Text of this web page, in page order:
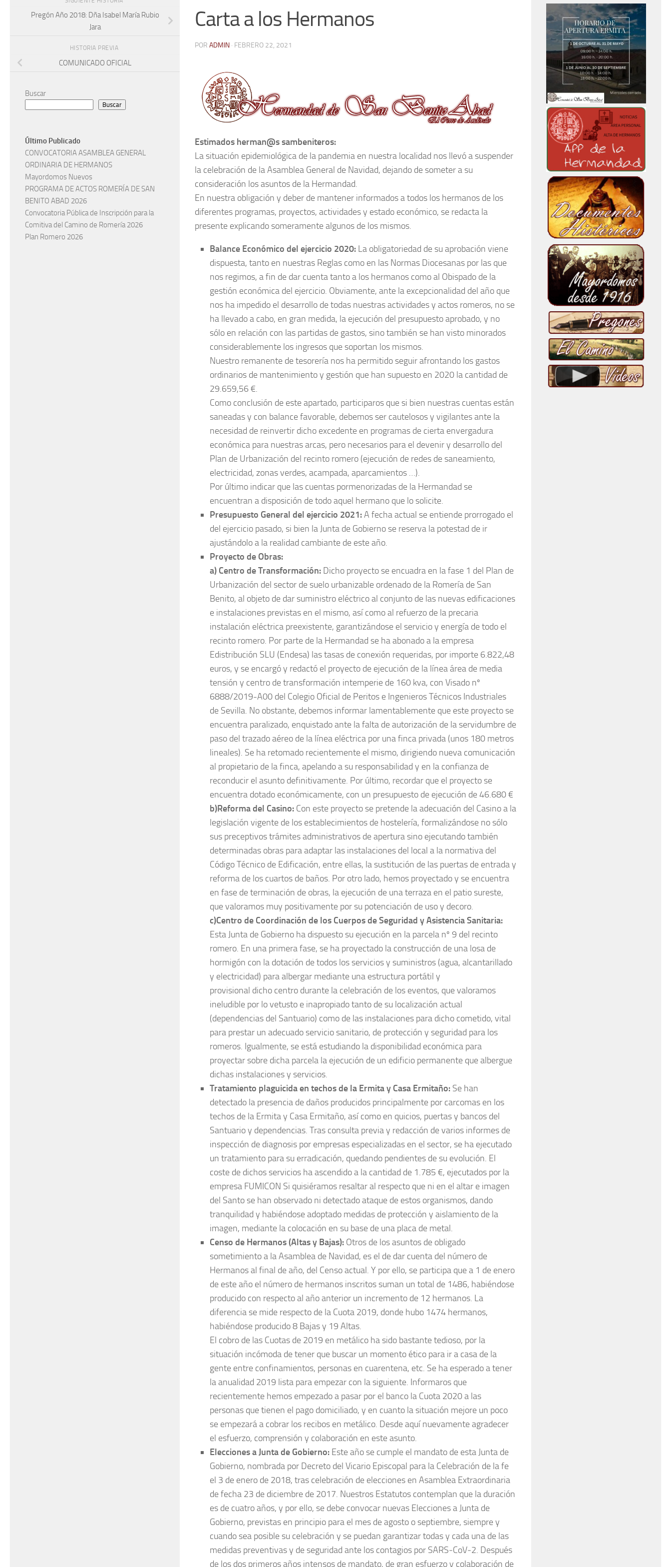
Carta a los Hermanos
POR ADMIN · FEBRERO 22, 2021
Estimados herman@s sambeniteros:
La situación epidemiológica de la pandemia en nuestra localidad nos llevó a suspender
la celebración de la Asamblea General de Navidad, dejando de someter a su
consideración los asuntos de la Hermandad.
En nuestra obligación y deber de mantener informados a todos los hermanos de los
diferentes programas, proyectos, actividades y estado económico, se redacta la
presente explicando someramente algunos de los mismos.
Balance Económico del ejercicio 2020: La obligatoriedad de su aprobación viene
dispuesta, tanto en nuestras Reglas como en las Normas Diocesanas por las que
nos regimos, a fin de dar cuenta tanto a los hermanos como al Obispado de la
gestión económica del ejercicio. Obviamente, ante la excepcionalidad del año que
nos ha impedido el desarrollo de todas nuestras actividades y actos romeros, no se
ha llevado a cabo, en gran medida, la ejecución del presupuesto aprobado, y no
sólo en relación con las partidas de gastos, sino también se han visto minorados
considerablemente los ingresos que soportan los mismos.
Nuestro remanente de tesorería nos ha permitido seguir afrontando los gastos
ordinarios de mantenimiento y gestión que han supuesto en 2020 la cantidad de
29.659,56 €.
Como conclusión de este apartado, participaros que si bien nuestras cuentas están
saneadas y con balance favorable, debemos ser cautelosos y vigilantes ante la
necesidad de reinvertir dicho excedente en programas de cierta envergadura
económica para nuestras arcas, pero necesarios para el devenir y desarrollo del
Plan de Urbanización del recinto romero (ejecución de redes de saneamiento,
electricidad, zonas verdes, acampada, aparcamientos …).
Por último indicar que las cuentas pormenorizadas de la Hermandad se
encuentran a disposición de todo aquel hermano que lo solicite.
Presupuesto General del ejercicio 2021:A fecha actual se entiende prorrogado el
del ejercicio pasado, si bien la Junta de Gobierno se reserva la potestad de ir
ajustándolo a la realidad cambiante de este año.
Proyecto de Obras:
a) Centro de Transformación: Dicho proyecto se encuadra en la fase 1 del Plan de
Urbanización del sector de suelo urbanizable ordenado de la Romería de San
Benito, al objeto de dar suministro eléctrico al conjunto de las nuevas edificaciones
e instalaciones previstas en el mismo, así como al refuerzo de la precaria
instalación eléctrica preexistente, garantizándose el servicio y energía de todo el
recinto romero. Por parte de la Hermandad se ha abonado a la empresa
Edistribución SLU (Endesa) las tasas de conexión requeridas, por importe 6.822,48
euros, y se encargó y redactó el proyecto de ejecución de la línea área de media
tensión y centro de transformación intemperie de 160 kva, con Visado nº
6888/2019-A00 del Colegio Oficial de Peritos e Ingenieros Técnicos Industriales
de Sevilla. No obstante, debemos informar lamentablemente que este proyecto se
encuentra paralizado, enquistado ante la falta de autorización de la servidumbre de
paso del trazado aéreo de la línea eléctrica por una finca privada (unos 180 metros
lineales). Se ha retomado recientemente el mismo, dirigiendo nueva comunicación
al propietario de la finca, apelando a su responsabilidad y en la confianza de
reconducir el asunto definitivamente. Por último, recordar que el proyecto se
encuentra dotado económicamente, con un presupuesto de ejecución de 46.680 €
b)Reforma del Casino: Con este proyecto se pretende la adecuación del Casino a la
legislación vigente de los establecimientos de hostelería, formalizándose no sólo
sus preceptivos trámites administrativos de apertura sino ejecutando también
determinadas obras para adaptar las instalaciones del local a la normativa del
Código Técnico de Edificación, entre ellas, la sustitución de las puertas de entrada y
reforma de los cuartos de baños. Por otro lado, hemos proyectado y se encuentra
en fase de terminación de obras, la ejecución de una terraza en el patio sureste,
que valoramos muy positivamente por su potenciación de uso y decoro.
c)Centro de Coordinación de los Cuerpos de Seguridad y Asistencia Sanitaria:
Esta Junta de Gobierno ha dispuesto su ejecución en la parcela nº 9 del recinto
romero. En una primera fase, se ha proyectado la construcción de una losa de
hormigón con la dotación de todos los servicios y suministros (agua, alcantarillado
y electricidad) para albergar mediante una estructura portátil y
provisional dicho centro durante la celebración de los eventos, que valoramos
ineludible por lo vetusto e inapropiado tanto de su localización actual
(dependencias del Santuario) como de las instalaciones para dicho cometido, vital
para prestar un adecuado servicio sanitario, de protección y seguridad para los
romeros. Igualmente, se está estudiando la disponibilidad económica para
proyectar sobre dicha parcela la ejecución de un edificio permanente que albergue
dichas instalaciones y servicios.
Tratamiento plaguicida en techos de la Ermita y Casa Ermitaño: Se han
detectado la presencia de daños producidos principalmente por carcomas en los
techos de la Ermita y Casa Ermitaño, así como en quicios, puertas y bancos del
Santuario y dependencias. Tras consulta previa y redacción de varios informes de
inspección de diagnosis por empresas especializadas en el sector, se ha ejecutado
un tratamiento para su erradicación, quedando pendientes de su evolución. El
coste de dichos servicios ha ascendido a la cantidad de 1.785 €, ejecutados por la
empresa FUMICON Si quisiéramos resaltar al respecto que ni en el altar e imagen
del Santo se han observado ni detectado ataque de estos organismos, dando
tranquilidad y habiéndose adoptado medidas de protección y aislamiento de la
imagen, mediante la colocación en su base de una placa de metal.
Censo de Hermanos (Altas y Bajas): Otros de los asuntos de obligado
sometimiento a la Asamblea de Navidad, es el de dar cuenta del número de
Hermanos al final de año, del Censo actual. Y por ello, se participa que a 1 de enero
de este año el número de hermanos inscritos suman un total de 1486, habiéndose
producido con respecto al año anterior un incremento de 12 hermanos. La
diferencia se mide respecto de la Cuota 2019, donde hubo 1474 hermanos,
habiéndose producido 8 Bajas y 19 Altas.
El cobro de las Cuotas de 2019 en metálico ha sido bastante tedioso, por la
situación incómoda de tener que buscar un momento ético para ir a casa de la
gente entre confinamientos, personas en cuarentena, etc. Se ha esperado a tener
la anualidad 2019 lista para empezar con la siguiente. Informaros que
recientemente hemos empezado a pasar por el banco la Cuota 2020 a las
personas que tienen el pago domiciliado, y en cuanto la situación mejore un poco
se empezará a cobrar los recibos en metálico. Desde aquí nuevamente agradecer
el esfuerzo, comprensión y colaboración en este asunto.
Elecciones a Junta de Gobierno: Este año se cumple el mandato de esta Junta de
Gobierno, nombrada por Decreto del Vicario Episcopal para la Celebración de la fe
el 3 de enero de 2018, tras celebración de elecciones en Asamblea Extraordinaria
de fecha 23 de diciembre de 2017. Nuestros Estatutos contemplan que la duración
es de cuatro años, y por ello, se debe convocar nuevas Elecciones a Junta de
Gobierno, previstas en principio para el mes de agosto o septiembre, siempre y
cuando sea posible su celebración y se puedan garantizar todas y cada una de las
medidas preventivas y de seguridad ante los contagios por SARS‐CoV‐2. Después
de los dos primeros años intensos de mandato, de gran esfuerzo y colaboración de
Pregón Año 2018: Dña Isabel María Rubio
Jara
HISTORIA PREVIA
COMUNICADO OFICIAL
Buscar
Buscar
Último Publicado
CONVOCATORIA ASAMBLEA GENERAL
ORDINARIA DE HERMANOS
Mayordomos Nuevos
PROGRAMA DE ACTOS ROMERÍA DE SAN
BENITO ABAD 2026
Convocatoria Pública de Inscripción para la
Comitiva del Camino de Romería 2026
Plan Romero 2026